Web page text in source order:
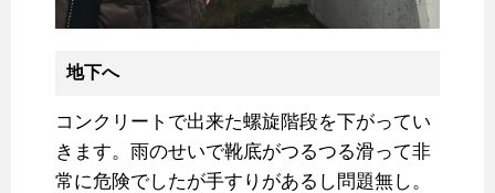
地下へ
コンクリートで出来た螺旋階段を下がってい
きます。雨のせいで靴底がつるつる滑って非
常に危険でしたが手すりがあるし問題無し。